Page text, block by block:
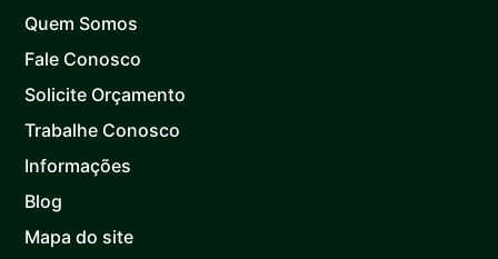
Quem Somos
Fale Conosco
Solicite Orçamento
Trabalhe Conosco
Informações
Blog
Mapa do site